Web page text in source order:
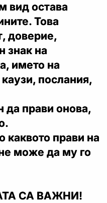
вид остава
Това
доверие,
знак на
името на
послания,
да прави онова,
каквото прави на
може да му го
СА ВАЖНИ!